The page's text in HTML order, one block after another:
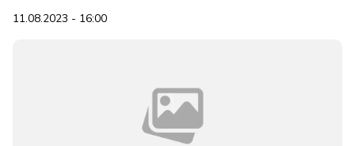
11.08.2023 - 16:00